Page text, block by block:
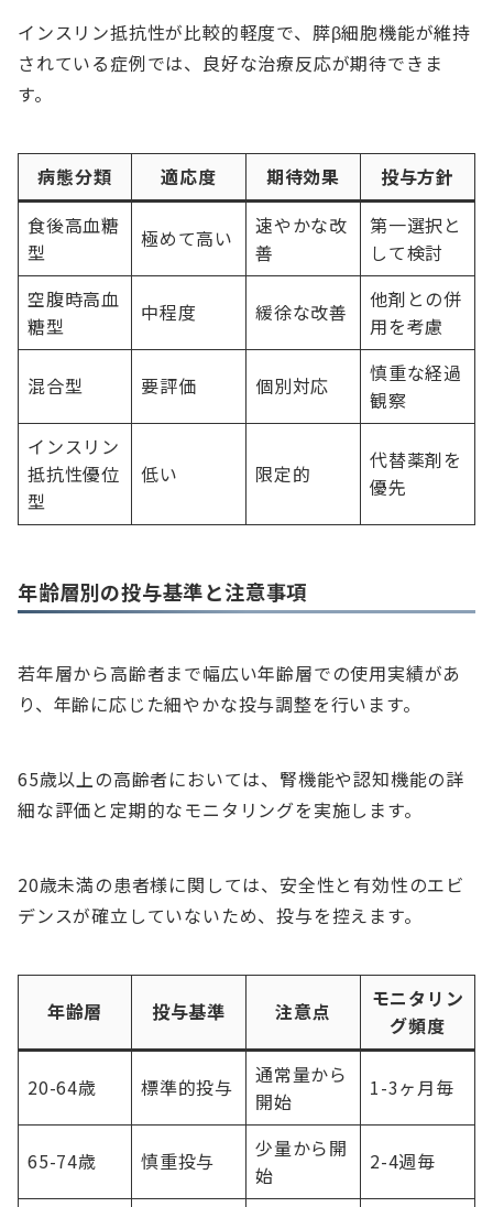
インスリン抵抗性が比較的軽度で、膵β細胞機能が維持
されている症例では、良好な治療反応が期待できま
す。
病態分類 適応度 期待効果
投与方針
食後高血糖
型
極めて高い
速やかな改
善
第一選択と
して検討
空腹時高血
糖型
中程度 緩徐な改善
他剤との併
用を考慮
混合型 要評価 個別対応
慎重な経過
観察
インスリン
抵抗性優位
型
低い 限定的
代替薬剤を
優先
年齢層別の投与基準と注意事項
若年層から高齢者まで幅広い年齢層での使用実績があ
り、年齢に応じた細やかな投与調整を行います。
65歳以上の高齢者においては、腎機能や認知機能の詳
細な評価と定期的なモニタリングを実施します。
20歳未満の患者様に関しては、安全性と有効性のエビ
デンスが確立していないため、投与を控えます。
年齢層 投与基準 注意点
モニタリン
グ頻度
20-64歳 標準的投与
通常量から
開始
1-3ヶ月毎
65-74歳 慎重投与
少量から開
始
2-4週毎